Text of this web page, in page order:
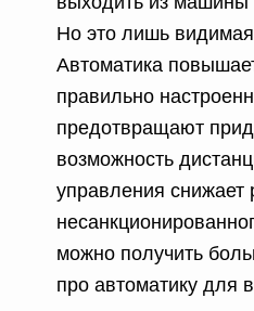
Но это лишь
Автоматика
правильно
предотвращают
возможность
управления снижает
можно получить
про автоматику для